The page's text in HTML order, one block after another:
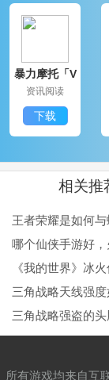
给你一个段开
速，我平时网
真的加速，反
标记，那个就
道这个是不是
假的，骗钱的！
骗人的东西，没
真的就是个骗钱
暴力摩托「V
1.25」IOS版
资讯阅读
下载
相关推
王者荣耀是如何
哪个仙侠手游好
《我的世界》冰
三角战略天线强度
三角战略强盗的头
所有游戏均来自互